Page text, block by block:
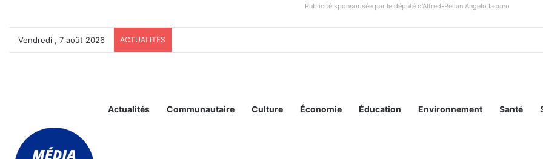
Publicité sponsorisée par le député d'Alfred-Pellan Angelo Iacono
Vendredi , 7 août 2026 ACTUALITÉS
Actualités Communautaire Culture Économie Éducation Environnement Santé